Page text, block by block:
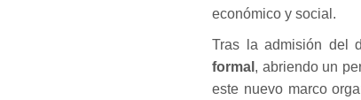
económico y social.
Tras la admisión del
formal , abriendo un
este nuevo marco